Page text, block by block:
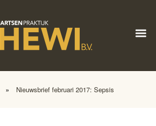
» Nieuwsbrief februari 2017: Sepsis